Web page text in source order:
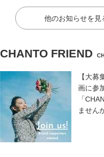
他のお知らせを見
CHANTO FRIEND
【大募
画に参
「
ません